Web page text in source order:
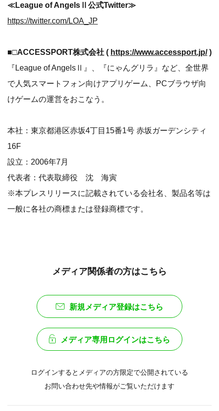
≪League of AngelsⅡ公式Twitter≫
https://twitter.com/LOA_JP
■□ACCESSPORT株式会社 ( https://www.accessport.jp/ )
『League of AngelsⅡ』、『にゃんグリラ』など、全世界
で人気スマートフォン向けアプリゲーム、PCブラウザ向
けゲームの運営をおこなう。
本社：東京都港区赤坂4丁目15番1号 赤坂ガーデンシティ
16F
設立：2006年7月
代表者：代表取締役 沈 海寅
※本プレスリリースに記載されている会社名、製品名等は
一般に各社の商標または登録商標です。
メディア関係者の方はこちら
新規メディア登録はこちら
メディア専用ログインはこちら
ログインするとメディアの方限定で公開されている
お問い合わせ先や情報がご覧いただけます